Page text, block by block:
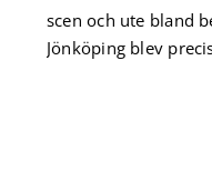
scen och ute bland
Jönköping blev